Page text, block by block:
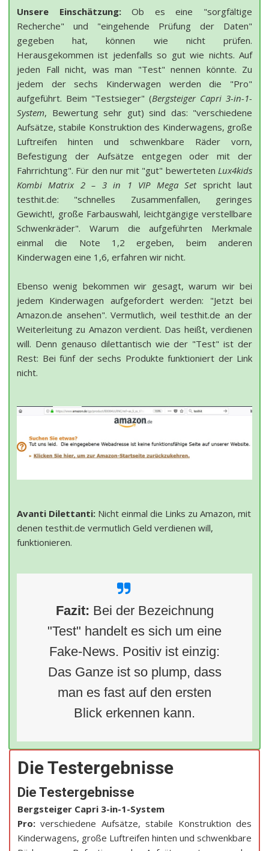
Unsere Einschätzung:Ob es eine "sorgfältige
Recherche" und "eingehende Prüfung der Daten"
gegeben hat, können wie nicht prüfen.
Herausgekommen ist jedenfalls so gut wie nichts. Auf
jeden Fall nicht, was man "Test" nennen könnte. Zu
jedem der sechs Kinderwagen werden die "Pro"
aufgeführt. Beim "Testsieger" (Bergsteiger Capri 3-in-1-
System, Bewertung sehr gut) sind das: "verschiedene
Aufsätze, stabile Konstruktion des Kinderwagens, große
Luftreifen hinten und schwenkbare Räder vorn,
Befestigung der Aufsätze entgegen oder mit der
Fahrrichtung". Für den nur mit "gut" bewerteten Lux4kids
Kombi Matrix 2 – 3 in 1 VIP Mega Setspricht laut
testhit.de: "schnelles Zusammenfallen, geringes
Gewicht!, große Farbauswahl, leichtgängige verstellbare
Schwenkräder". Warum die aufgeführten Merkmale
einmal die Note 1,2 ergeben, beim anderen
Kinderwagen eine 1,6, erfahren wir nicht.
Ebenso wenig bekommen wir gesagt, warum wir bei
jedem Kinderwagen aufgefordert werden: "Jetzt bei
Amazon.de ansehen". Vermutlich, weil testhit.de an der
Weiterleitung zu Amazon verdient. Das heißt, verdienen
will. Denn genauso dilettantisch wie der "Test" ist der
Rest: Bei fünf der sechs Produkte funktioniert der Link
nicht.
Avanti Dilettanti: Nicht einmal die Links zu Amazon, mit
denen testhit.de vermutlich Geld verdienen will,
funktionieren.
Fazit: Bei der Bezeichnung
"Test" handelt es sich um eine
Fake-News. Positiv ist einzig:
Das Ganze ist so plump, dass
man es fast auf den ersten
Blick erkennen kann.
Die Testergebnisse
Die Testergebnisse
Bergsteiger Capri 3-in-1-System
Pro: verschiedene Aufsätze, stabile Konstruktion des
Kinderwagens, große Luftreifen hinten und schwenkbare